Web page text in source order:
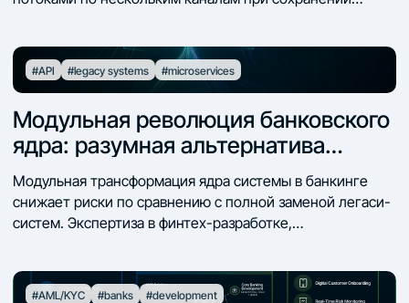
#API #legacy systems #microservices
Модульная революция банковского
ядра: разумная альтернатива
замене легаси-ядра
Модульная трансформация ядра системы в банкинге
снижает риски по сравнению с полной заменой легаси-
систем. Экспертиза в финтех-разработке,
#AML/KYC #banks
#development